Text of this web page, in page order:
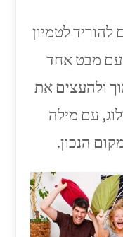
להוריד לטמיון
עם מבט אחד
ולהעצים את
עם מילה
הנכון.